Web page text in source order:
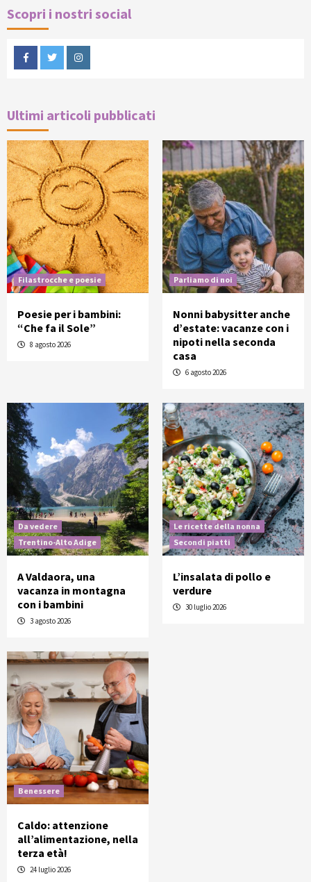
Scopri i nostri social
FacebookTwitterInstagram
Ultimi articoli pubblicati
Filastrocche e poesie
Poesie per i bambini:
“Che fa il Sole”
8 agosto 2026
Parliamo di noi
Nonni babysitter anche
d’estate: vacanze con i
nipoti nella seconda
casa
6 agosto 2026
Da vedere
Trentino-Alto Adige
A Valdaora, una
vacanza in montagna
con i bambini
3 agosto 2026
Le ricette della nonna
Secondi piatti
L’insalata di pollo e
verdure
30 luglio 2026
Benessere
Caldo: attenzione
all’alimentazione, nella
terza età!
24 luglio 2026